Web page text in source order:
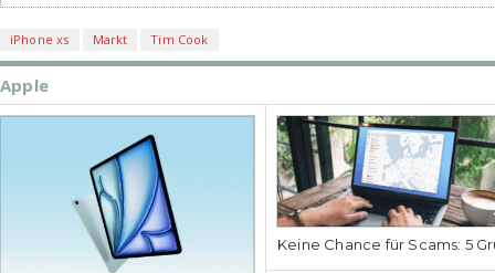
iPhone xs Markt Tim Cook
Apple
Keine Chance für Scams: 5